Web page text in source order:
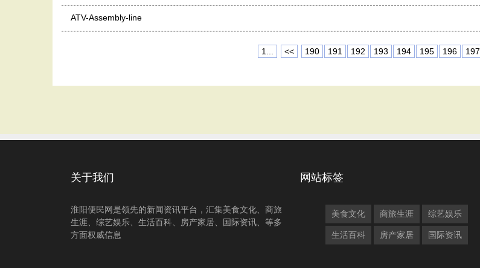
ATV-Assembly-line
1... << 190 191 192 193 194 195 196 197
关于我们
淮阳便民网是领先的新闻资讯平台，汇集美食文化、商旅
生涯、综艺娱乐、生活百科、房产家居、国际资讯、等多
方面权威信息
网站标签
美食文化 商旅生涯 综艺娱乐
生活百科 房产家居 国际资讯